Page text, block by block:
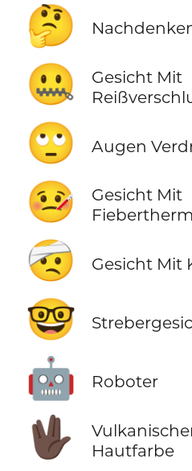
🤔
🤐
Gesicht Mit
🙄 Augen
🤒
Gesicht Mit
🤕 Gesicht Mit
🤓
🤖 Roboter
🖖🏿
Hautfarbe